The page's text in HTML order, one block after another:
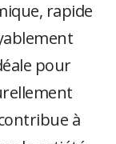
rapide
pour
à